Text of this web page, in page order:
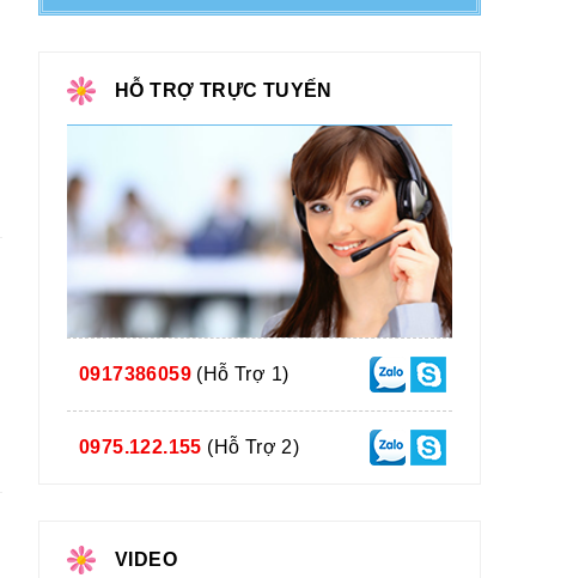
HỖ TRỢ TRỰC TUYẾN
0917386059 (Hỗ Trợ 1)
0975.122.155 (Hỗ Trợ 2)
VIDEO